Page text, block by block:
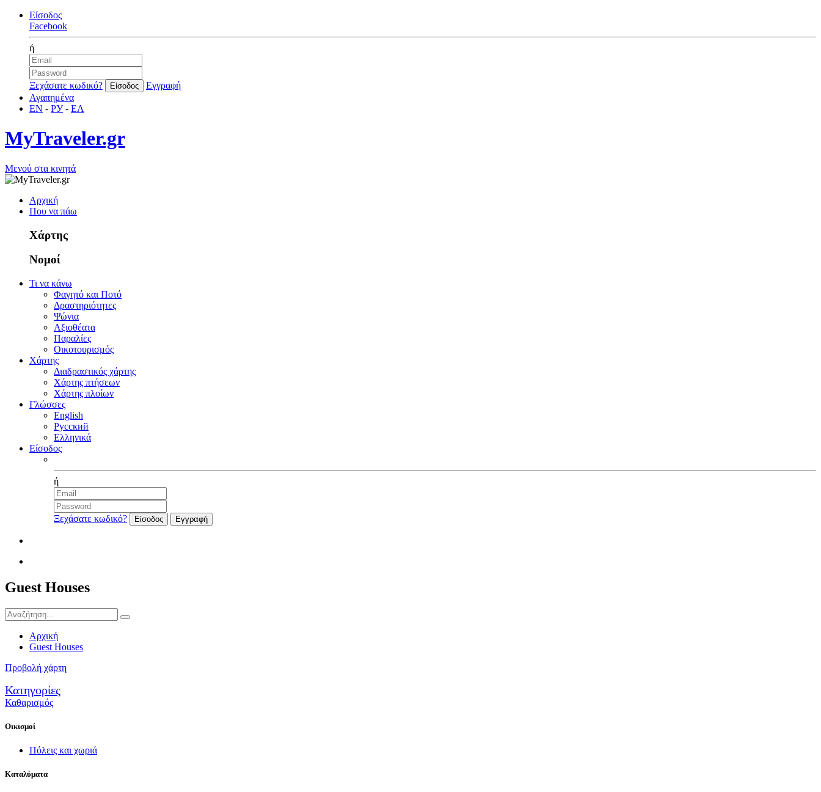
Είσοδος
Facebook
ή
Ξεχάσατε κωδικό?
Εγγραφή
Αγαπημένα
EN - РУ- ΕΛ
MyTraveler.gr
Μενού στα κινητά
Αρχική
Που να πάω
Χάρτης
Νομοί
Τι να κάνω
Φαγητό και Ποτό
Δραστηριότητες
Ψώνια
Αξιοθέατα
Παραλίες
Οικοτουρισμός
Χάρτης
Διαδραστικός χάρτης
Χάρτης πτήσεων
Χάρτης πλοίων
Γλώσσες
English
Русский
Ελληνικά
Είσοδος
ή
Ξεχάσατε κωδικό?
Guest Houses
Αρχική
Guest Houses
Προβολή χάρτη
Κατηγορίες
Καθαρισμός
Οικισμοί
Πόλεις και χωριά
Καταλύματα